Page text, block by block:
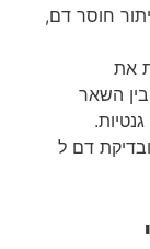
חוסר דם,
את
השאר
דם ל